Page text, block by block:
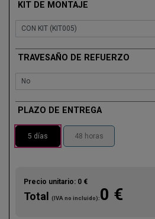
KIT DE MONTAJE
TRAVESAÑO DE REFUERZO
PLAZO DE ENTREGA
5 días 48 horas
Precio unitario: 0 €
Total (IVA no incluido):0 €